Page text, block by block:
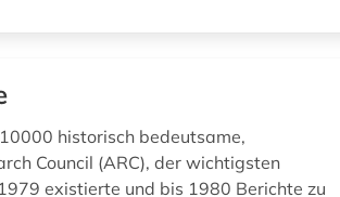
historisch bedeutsame,
Council (ARC), der wichtigsten
existierte und bis 1980 Berichte zu